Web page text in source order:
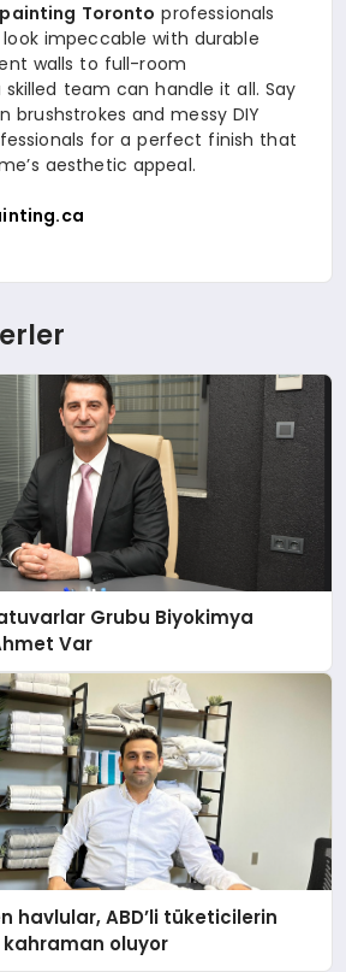
Toronto professionals
impeccable with durable
walls to full-room
team can handle it all. Say
brushstrokes and messy DIY
for a perfect finish that
aesthetic appeal.
Grubu Biyokimya
Var
havlular, ABD’li tüketicilerin
oluyor